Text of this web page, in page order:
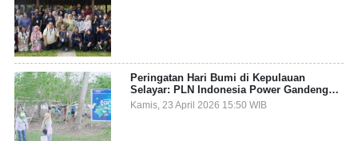
Peringatan Hari Bumi di Kepulauan
Selayar: PLN Indonesia Power Gandeng
Pemda dan Komunitas, Giatkan Restorasi
Mangrove
Kamis, 23 April 2026 15:50 WIB